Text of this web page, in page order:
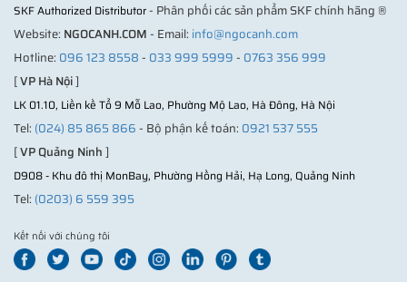
SKF Authorized Distributor- Phân phối các sản phẩm SKF chính hãng ®
Website: NGOCANH.COM- Email: info@ngocanh.com
Hotline: 096 123 8558- 033 999 5999- 0763 356 999
[VP Hà Nội]
LK 01.10, Liền kề Tổ 9 Mỗ Lao, Phường Mộ Lao, Hà Đông, Hà Nội
Tel: (024) 85 865 866- Bộ phận kế toán: 0921 537 555
[VP Quảng Ninh]
D908 - Khu đô thị MonBay, Phường Hồng Hải, Hạ Long, Quảng Ninh
Tel: (0203) 6 559 395
Kết nối với chúng tôi